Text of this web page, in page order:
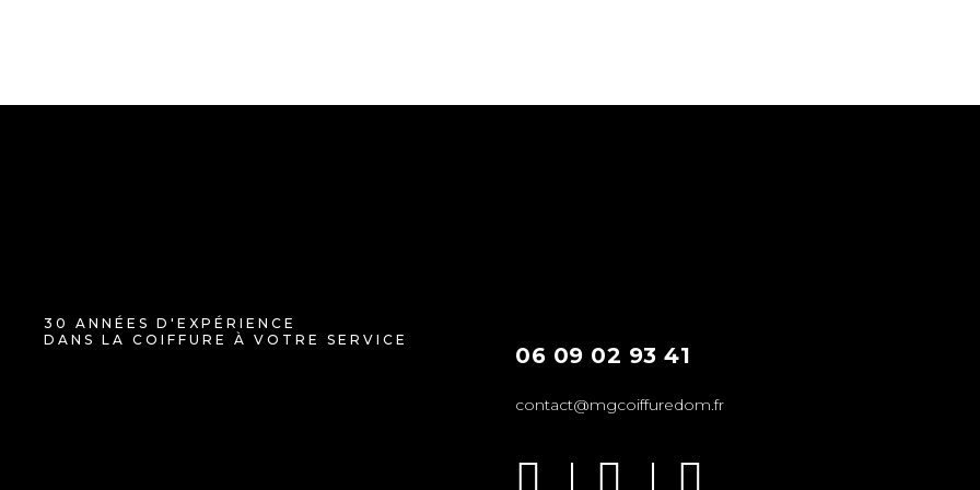
30 ANNÉES D'EXPÉRIENCE
DANS LA COIFFURE À VOTRE SERVICE
06 09 02 93 41
contact@mgcoiffuredom.fr